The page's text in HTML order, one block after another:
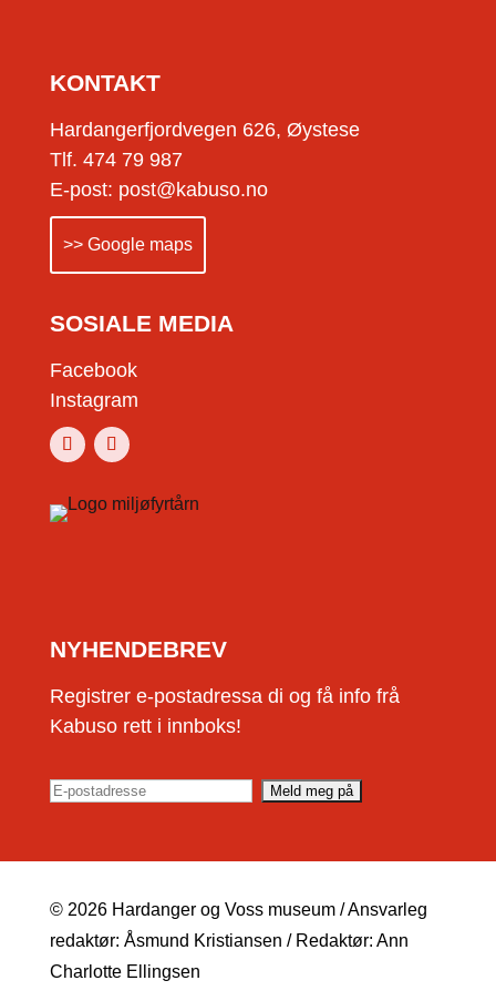
KONTAKT
Hardangerfjordvegen 626, Øystese
Tlf. 474 79 987
E-post: post@kabuso.no
>> Google maps
SOSIALE MEDIA
Facebook
Instagram
NYHENDEBREV
Registrer e-postadressa di og få info frå
Kabuso rett i innboks!
© 2026 Hardanger og Voss museum / Ansvarleg
redaktør: Åsmund Kristiansen / Redaktør: Ann
Charlotte Ellingsen